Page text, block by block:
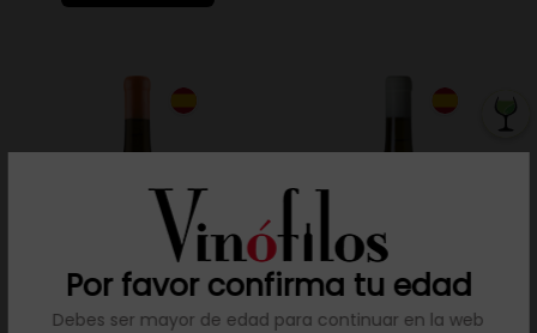
Por favor confirma tu edad
Debes ser mayor de edad para continuar en la web